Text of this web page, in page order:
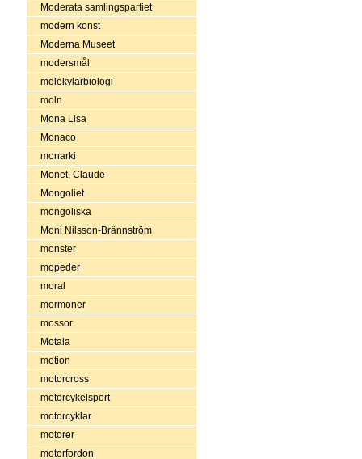
Moderata samlingspartiet
modern konst
Moderna Museet
modersmål
molekylärbiologi
moln
Mona Lisa
Monaco
monarki
Monet, Claude
Mongoliet
mongoliska
Moni Nilsson-Brännström
monster
mopeder
moral
mormoner
mossor
Motala
motion
motorcross
motorcykelsport
motorcyklar
motorer
motorfordon